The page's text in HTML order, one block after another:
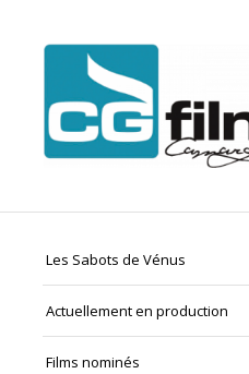
Les Sabots de Vénus
Actuellement en production
Films nominés